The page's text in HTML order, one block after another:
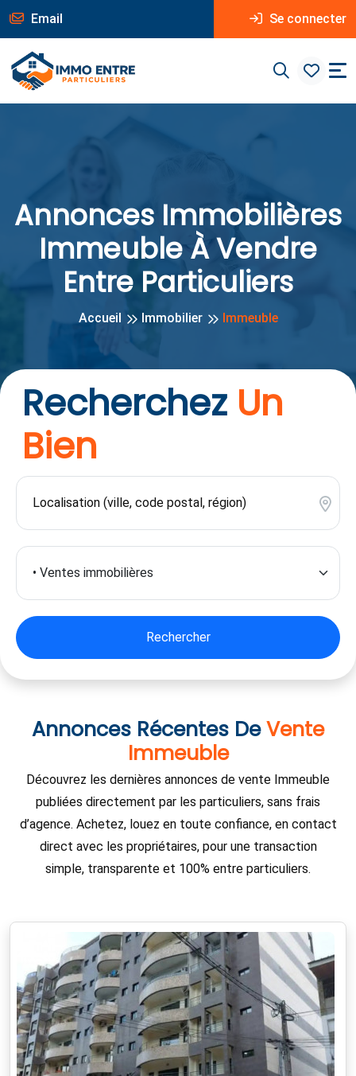
Email Se connecter
Annonces Immobilières
Immeuble À Vendre
Entre Particuliers
Accueil Immobilier Immeuble
Recherchez Un
Bien
Rechercher
Annonces Récentes DeVente
Immeuble
Découvrez les dernières annonces de vente Immeuble
publiées directement par les particuliers, sans frais
d’agence. Achetez, louez en toute confiance, en contact
direct avec les propriétaires, pour une transaction
simple, transparente et 100% entre particuliers.